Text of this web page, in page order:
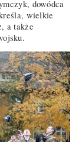
dowódca
wielkie
a także